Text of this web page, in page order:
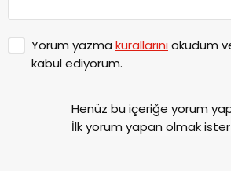
Yorum yazma kurallarınıokudum
kabul ediyorum.
Henüz bu içeriğe yorum
İlk yorum yapan olmak